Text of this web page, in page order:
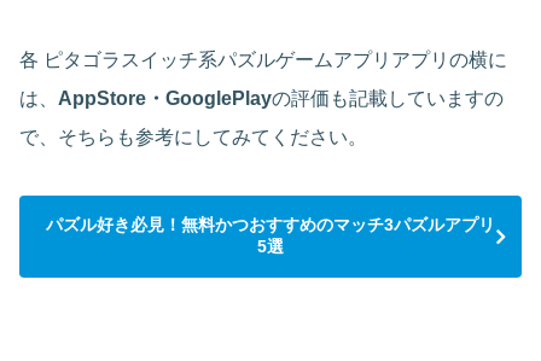
各 ピタゴラスイッチ系パズルゲームアプリアプリの横に
は、 AppStore・GooglePlayの評価も記載していますの
で、そちらも参考にしてみてください。
パズル好き必見！無料かつおすすめのマッチ3パズルアプリ
5選